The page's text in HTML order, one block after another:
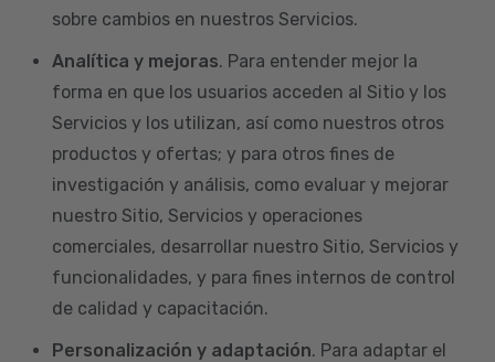
sobre cambios en nuestros Servicios.
Analítica y mejoras. Para entender mejor la
forma en que los usuarios acceden al Sitio y los
Servicios y los utilizan, así como nuestros otros
productos y ofertas; y para otros fines de
investigación y análisis, como evaluar y mejorar
nuestro Sitio, Servicios y operaciones
comerciales, desarrollar nuestro Sitio, Servicios y
funcionalidades, y para fines internos de control
de calidad y capacitación.
Personalización y adaptación. Para adaptar el